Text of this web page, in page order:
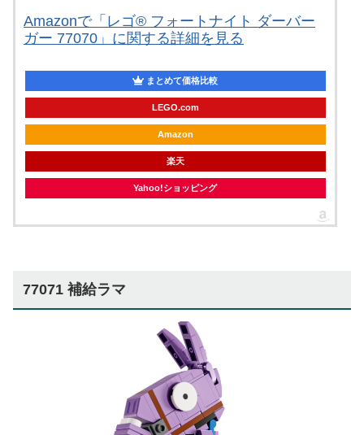
Amazonで「レゴ® フォートナイト ダーバー
ガー 77070」に関する詳細を見る
まとめて価格比較
LEGO.com
Amazon
楽天
Yahoo!ショッピング
77071 補給ラマ